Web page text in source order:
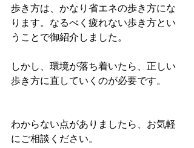
歩き方は、かなり省エネの歩き方にな
ります。なるべく疲れない歩き方とい
うことで御紹介しました。
しかし、環境が落ち着いたら、正しい
歩き方に直していくのが必要です。
わからない点がありましたら、お気軽
にご相談ください。